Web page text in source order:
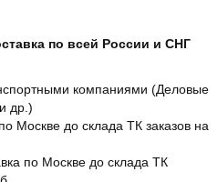
по всей России и СНГ
компаниями (Деловые
др.)
Москве до склада ТК заказов на
по Москве до склада ТК